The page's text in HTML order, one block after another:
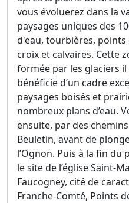
vous évoluerez dans la
paysages uniques des
d'eau, tourbières, points
croix et calvaires. Cette
formée par les glaciers il
bénéficie d’un cadre
paysages boisés et
nombreux plans d’eau.
ensuite, par des
Beuletin, avant de
l’Ognon. Puis à la fin
le site de l’église Saint-
Faucogney, cité de
Franche-Comté, Points